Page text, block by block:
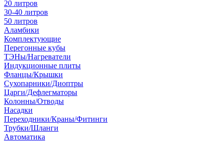
20 литров
30-40 литров
50 литров
Аламбики
Комплектующие
Перегонные кубы
ТЭНы/Нагреватели
Индукционные плиты
Фланцы/Крышки
Сухопарники/Диоптры
Царги/Дефлегматоры
Колонны/Отводы
Насадки
Переходники/Краны/Фитинги
Трубки/Шланги
Автоматика